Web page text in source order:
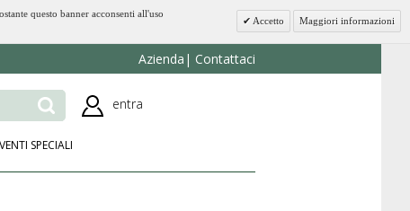
questo banner acconsenti all'uso
Accetto Maggiori informazioni
Azienda Contattaci
entra
SPECIALI